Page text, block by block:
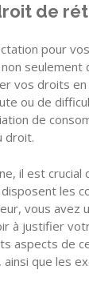
de
pour
seulement
vos droits
ou de
de
droit.
il est
les
vous avez
à justifier
aspects de
que les